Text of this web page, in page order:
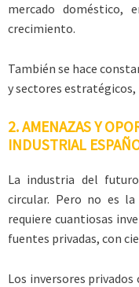
mercado doméstico,
crecimiento.
También se hace
y sectores estratégicos,
2. AMENAZAS Y
INDUSTRIAL
La industria del
circular. Pero no es
requiere cuantiosas
fuentes privadas, con
Los inversores